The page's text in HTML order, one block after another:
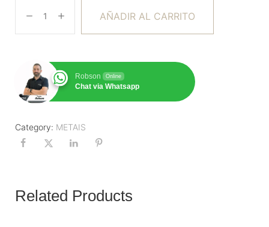
AÑADIR AL CARRITO
Robson Online
Chat via Whatsapp
Category: METAIS
Related Products